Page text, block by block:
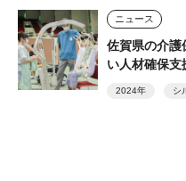
ニュース
佐賀県の介
い人材確保支
2024年 シ